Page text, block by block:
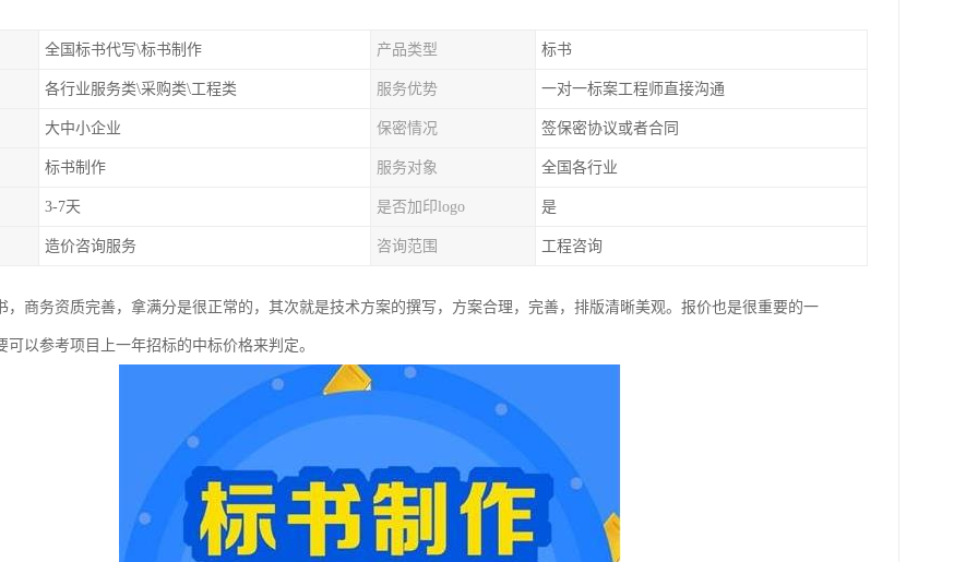
全国标书代写\标书制作 产品类型 标书
各行业服务类\采购类\工程类 服务优势 一对一标案工程师直接沟通
大中小企业 保密情况 签保密协议或者合同
标书制作 服务对象 全国各行业
3-7天 是否加印logo 是
造价咨询服务 咨询范围 工程咨询
，商务资质完善，拿满分是很正常的，其次就是技术方案的撰写，方案合理，完善，排版清晰美观。报价也是很重要的一
可以参考项目上一年招标的中标价格来判定。